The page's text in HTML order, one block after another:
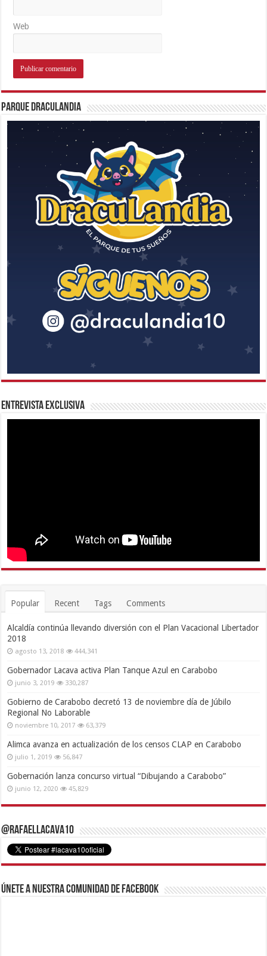
Web
Parque Draculandia
Entrevista Exclusiva
Popular Recent Tags Comments
Alcaldía continúa llevando diversión con el Plan Vacacional Libertador
2018
agosto 13, 2018 444,341
Gobernador Lacava activa Plan Tanque Azul en Carabobo
junio 3, 2019 330,287
Gobierno de Carabobo decretó 13 de noviembre día de Júbilo
Regional No Laborable
noviembre 10, 2017 63,379
Alimca avanza en actualización de los censos CLAP en Carabobo
julio 1, 2019 56,847
Gobernación lanza concurso virtual “Dibujando a Carabobo”
junio 12, 2020 45,829
@RafaelLacava10
Únete a nuestra comunidad de Facebook